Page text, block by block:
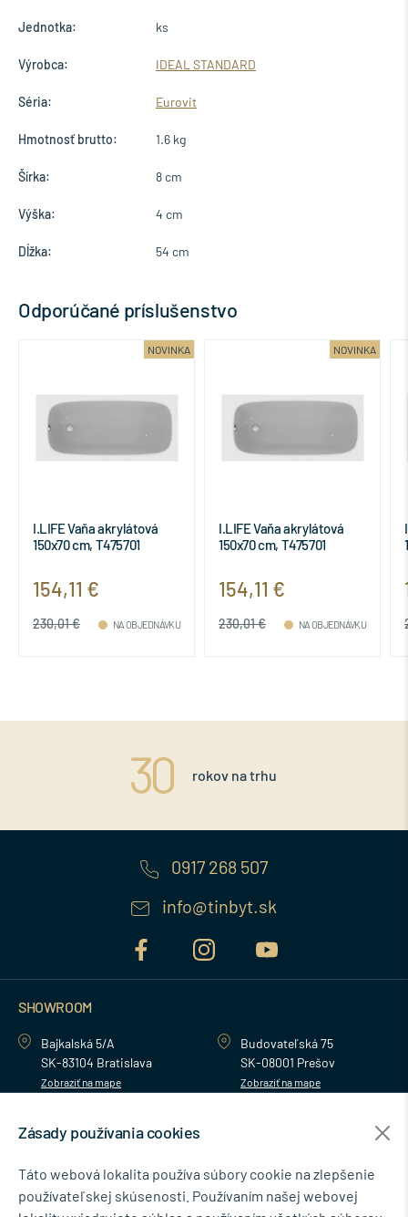
Jednotka: ks
Výrobca: IDEAL STANDARD
Séria: Eurovit
Hmotnosť brutto: 1.6 kg
Šírka: 8 cm
Výška: 4 cm
Dĺžka: 54 cm
Odporúčané príslušenstvo
NOVINKA
I.LIFE Vaňa akrylátová
150x70 cm, T475701
154,11 €
230,01 € NA OBJEDNÁVKU
NOVINKA
I.LIFE Vaňa akrylátová
150x70 cm, T475701
154,11 €
230,01 € NA OBJEDNÁVKU
rokov na trhu
0917 268 507
info@tinbyt.sk
SHOWROOM
Bajkalská 5/A
SK-83104 Bratislava
Zobraziť na mape
Budovateľská 75
SK-08001 Prešov
Zobraziť na mape
NEWSLETTER
Zásady používania cookies
Táto webová lokalita používa súbory cookie na zlepšenie
používateľskej skúsenosti. Používaním našej webovej